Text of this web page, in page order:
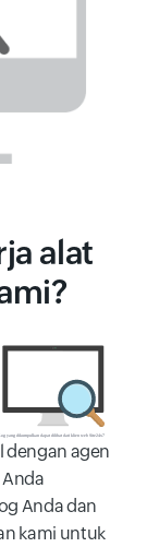
alat
dengan agen
Anda
Anda dan
kami untuk